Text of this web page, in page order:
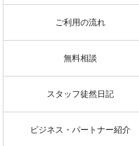
ご利用の流れ
無料相談
スタッフ徒然日記
ビジネス・パートナー紹介